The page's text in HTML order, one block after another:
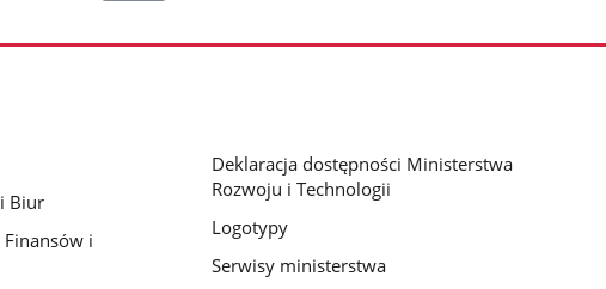
Biur
i
Deklaracja dostępności Ministerstwa
Rozwoju i Technologii
Logotypy
Serwisy ministerstwa